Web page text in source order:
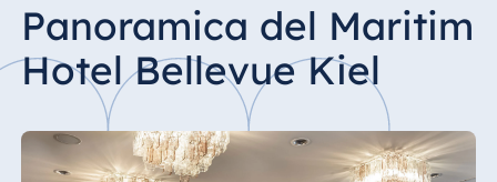
Panoramica del Maritim
Hotel Bellevue Kiel